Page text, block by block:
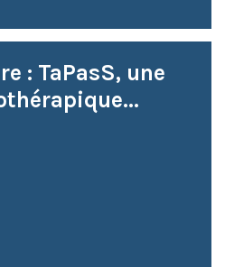
: TaPasS, une